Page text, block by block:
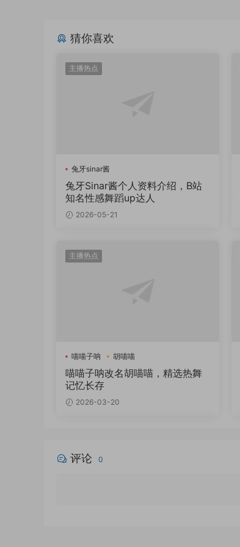
猜你喜欢
主播热点
兔牙sinar酱
兔牙Sinar酱个人资料介绍，B站
知名性感舞蹈up达人
2026-05-21
主播热点
喵喵子呐 胡喵喵
喵喵子呐改名胡喵喵，精选热舞
记忆长存
2026-03-20
评论 0